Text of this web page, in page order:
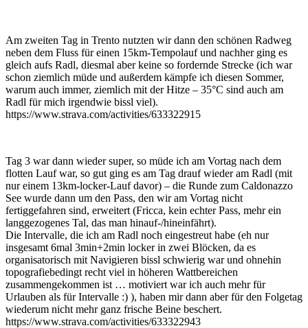
Am zweiten Tag in Trento nutzten wir dann den schönen Radweg
neben dem Fluss für einen 15km-Tempolauf und nachher ging es
gleich aufs Radl, diesmal aber keine so fordernde Strecke (ich war
schon ziemlich müde und außerdem kämpfe ich diesen Sommer,
warum auch immer, ziemlich mit der Hitze – 35°C sind auch am
Radl für mich irgendwie bissl viel).
https://www.strava.com/activities/633322915
Tag 3 war dann wieder super, so müde ich am Vortag nach dem
flotten Lauf war, so gut ging es am Tag drauf wieder am Radl (mit
nur einem 13km-locker-Lauf davor) – die Runde zum Caldonazzo
See wurde dann um den Pass, den wir am Vortag nicht
fertiggefahren sind, erweitert (Fricca, kein echter Pass, mehr ein
langgezogenes Tal, das man hinauf-/hineinfährt).
Die Intervalle, die ich am Radl noch eingestreut habe (eh nur
insgesamt 6mal 3min+2min locker in zwei Blöcken, da es
organisatorisch mit Navigieren bissl schwierig war und ohnehin
topografiebedingt recht viel in höheren Wattbereichen
zusammengekommen ist … motiviert war ich auch mehr für
Urlauben als für Intervalle :) ), haben mir dann aber für den Folgetag
wiederum nicht mehr ganz frische Beine beschert.
https://www.strava.com/activities/633322943